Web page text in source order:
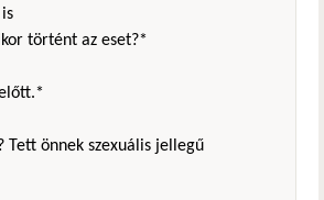
történt az eset?*
Tett önnek szexuális jellegű